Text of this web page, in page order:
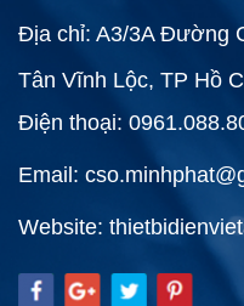
Địa chỉ: A3/3A Đường
Tân Vĩnh Lộc, TP Hồ
Điện thoại:
Email:
Website: